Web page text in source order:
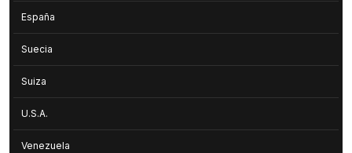
España
Suecia
Suiza
U.S.A.
Venezuela